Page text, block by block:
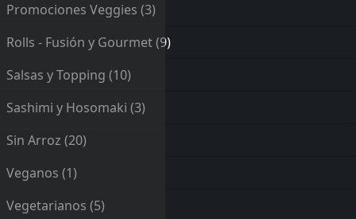
Promociones Veggies (3)
Rolls - Fusión y Gourmet(9)
Salsas y Topping (10)
Sashimi y Hosomaki (3)
Sin Arroz (20)
Veganos (1)
Vegetarianos (5)